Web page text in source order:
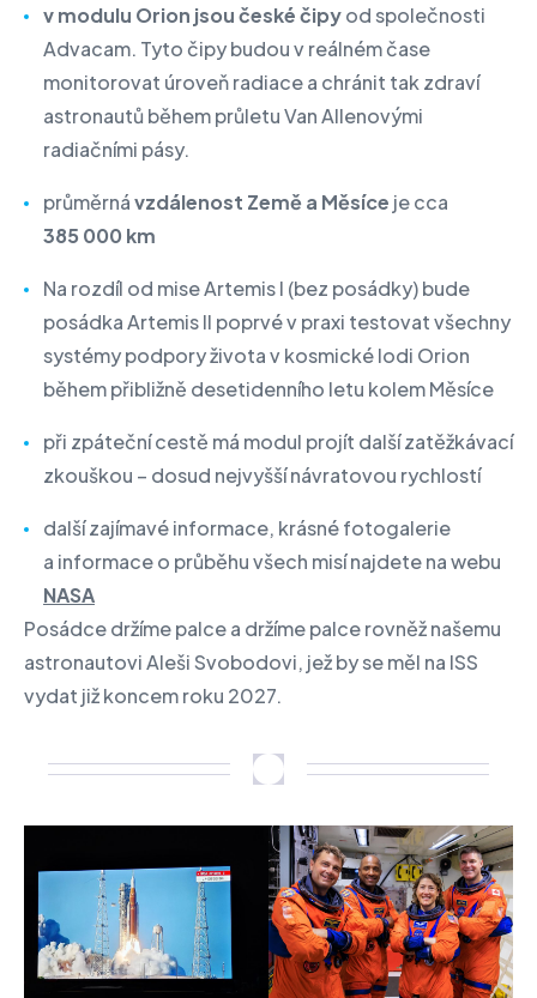
v modulu Orion jsou české čipyod společnosti
Advacam. Tyto čipy budou v reálném čase
monitorovat úroveň radiace a chránit tak zdraví
astronautů během průletu Van Allenovými
radiačními pásy.
průměrnávzdálenost Země a Měsíce je cca
385 000 km
Na rozdíl od mise Artemis I (bez posádky) bude
posádka Artemis II poprvé v praxi testovat všechny
systémy podpory života v kosmické lodi Orion
během přibližně desetidenního letu kolem Měsíce
při zpáteční cestě má modul projít další zatěžkávací
zkouškou – dosud nejvyšší návratovou rychlostí
další zajímavé informace, krásné fotogalerie
a informace o průběhu všech misí najdete na webu
NASA
Posádce držíme palce a držíme palce rovněž našemu
astronautovi Aleši Svobodovi, jež by se měl na ISS
vydat již koncem roku 2027.